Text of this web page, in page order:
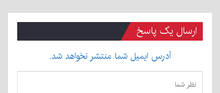
ارسال یک پاسخ
آدرس ایمیل شما منتشر نخواهد شد.